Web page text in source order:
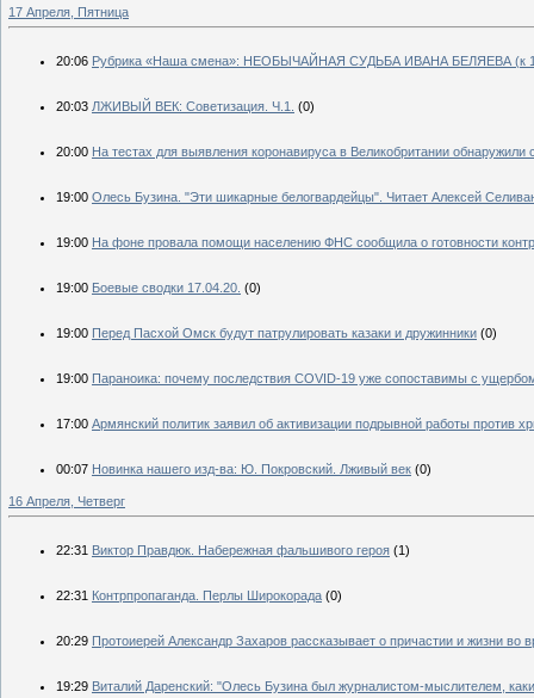
17 Апреля, Пятница
20:06 Рубрика «Наша смена»: НЕОБЫЧАЙНАЯ СУДЬБА ИВАНА БЕЛЯЕВА (к
20:03 ЛЖИВЫЙ ВЕК: Советизация. Ч.1. (0)
20:00 На тестах для выявления коронавируса в Великобритании обнаружили
19:00 Олесь Бузина. "Эти шикарные белогвардейцы". Читает Алексей
19:00 На фоне провала помощи населению ФНС сообщила о готовности
19:00 Боевые сводки 17.04.20. (0)
19:00 Перед Пасхой Омск будут патрулировать казаки и дружинники (0)
19:00 Параноика: почему последствия COVID-19 уже сопоставимы с
17:00 Армянский политик заявил об активизации подрывной работы против
00:07 Новинка нашего изд-ва: Ю. Покровский. Лживый век (0)
16 Апреля, Четверг
22:31 Виктор Правдюк. Набережная фальшивого героя (1)
22:31 Контрпропаганда. Перлы Широкорада (0)
20:29 Протоиерей Александр Захаров рассказывает о причастии и жизни во
19:29 Виталий Даренский: "Олесь Бузина был журналистом-мыслителем,